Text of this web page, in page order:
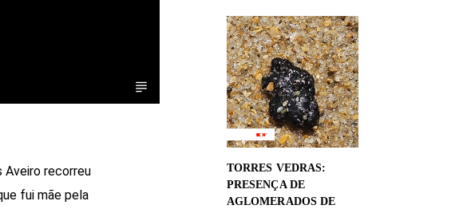
recorreu
fui mãe pela
TORRES VEDRAS:
PRESENÇA DE
AGLOMERADOS DE